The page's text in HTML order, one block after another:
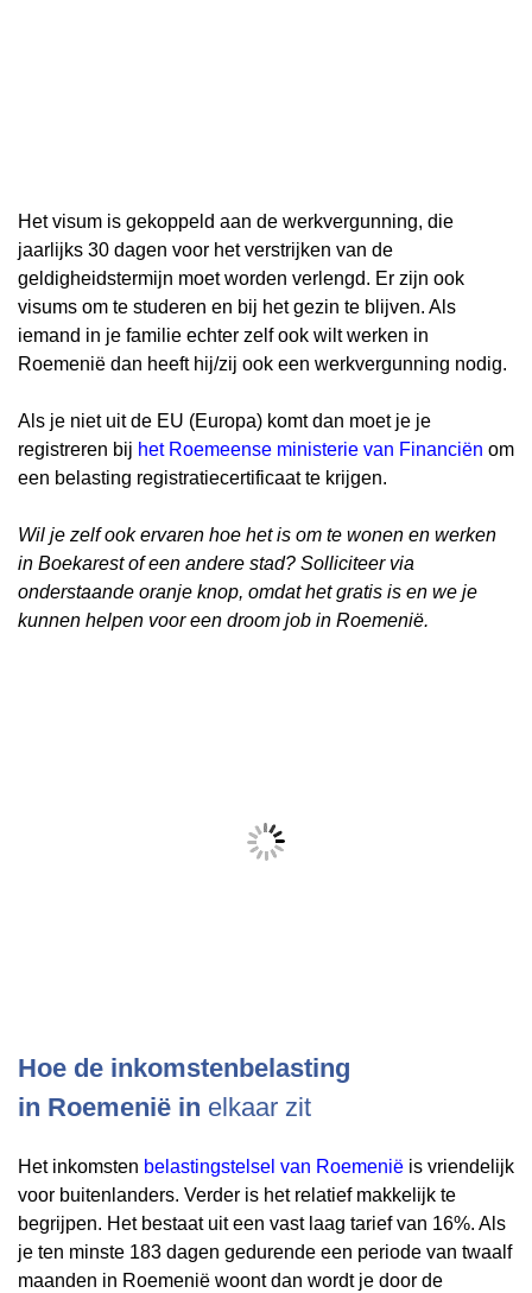
Het visum is gekoppeld aan de werkvergunning, die
jaarlijks 30 dagen voor het verstrijken van de
geldigheidstermijn moet worden verlengd. Er zijn ook
visums om te studeren en bij het gezin te blijven. Als
iemand in je familie echter zelf ook wilt werken in
Roemenië dan heeft hij/zij ook een werkvergunning nodig.
Als je niet uit de EU (Europa) komt dan moet je je
registreren bij het Roemeense ministerie van Financiën om
een ​​belasting registratiecertificaat te krijgen.
Wil je zelf ook ervaren hoe het is om te wonen en werken
in Boekarest of een andere stad? Solliciteer via
onderstaande oranje knop, omdat het gratis is en we je
kunnen helpen voor een droom job in Roemenië.
Hoe de inkomstenbelasting
in Roemenië in elkaar zit
Het inkomsten belastingstelsel van Roemenië is vriendelijk
voor buitenlanders. Verder is het relatief makkelijk te
begrijpen. Het bestaat uit een vast laag tarief van 16%. Als
je ten minste 183 dagen gedurende een periode van twaalf
maanden in Roemenië woont dan wordt je door de